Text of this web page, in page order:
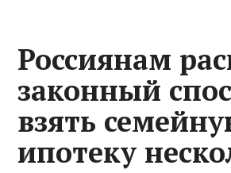
Россиянам
законный
взять
ипотеку